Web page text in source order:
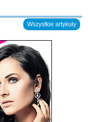
Wszystkie artykuły